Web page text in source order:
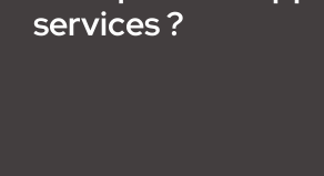
services ?